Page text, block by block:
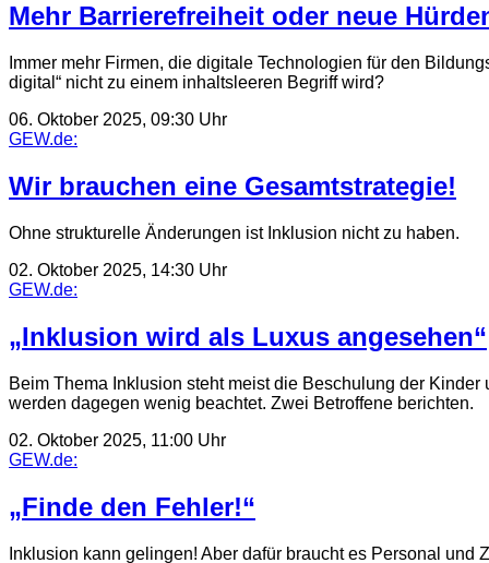
Mehr Barrierefreiheit oder neue
Immer mehr Firmen, die digitale Technologien für den
digital“ nicht zu einem inhaltsleeren Begriff wird?
06. Oktober 2025, 09:30 Uhr
GEW.de:
Wir brauchen eine Gesamtstrategie!
Ohne strukturelle Änderungen ist Inklusion nicht zu haben.
02. Oktober 2025, 14:30 Uhr
GEW.de:
„Inklusion wird als Luxus angesehen“
Beim Thema Inklusion steht meist die Beschulung der
werden dagegen wenig beachtet. Zwei Betroffene berichten.
02. Oktober 2025, 11:00 Uhr
GEW.de:
„Finde den Fehler!“
Inklusion kann gelingen! Aber dafür braucht es Personal